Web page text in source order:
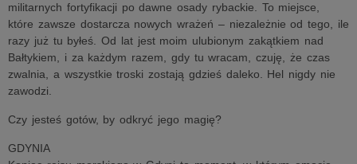
militarnych fortyfikacji po dawne osady rybackie. To miejsce,
które zawsze dostarcza nowych wrażeń – niezależnie od tego, ile
razy już tu byłeś. Od lat jest moim ulubionym zakątkiem nad
Bałtykiem, i za każdym razem, gdy tu wracam, czuję, że czas
zwalnia, a wszystkie troski zostają gdzieś daleko. Hel nigdy nie
zawodzi.
Czy jesteś gotów, by odkryć jego magię?
GDYNIA